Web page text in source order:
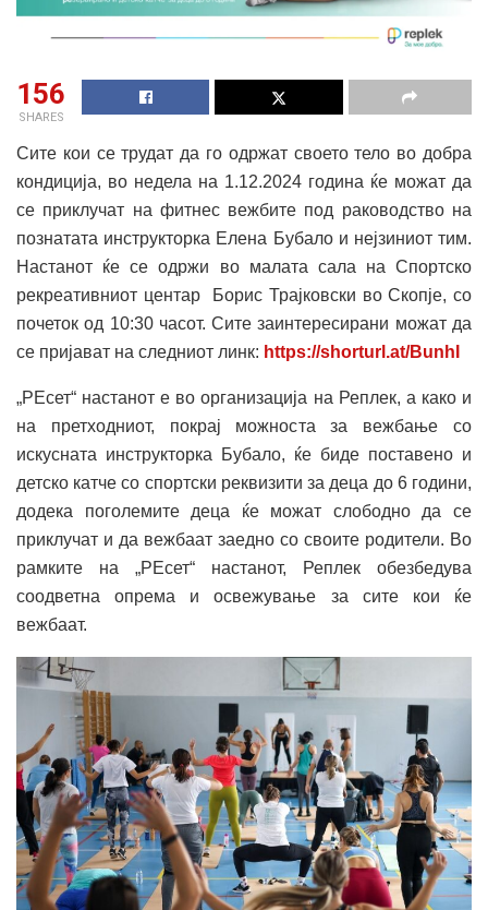
156
SHARES
Сите кои се трудат да го одржат своето тело во добра
кондиција, во недела на 1.12.2024 година ќе можат да
се приклучат на фитнес вежбите под раководство на
познатата инструкторка Елена Бубало и нејзиниот тим.
Настанот ќе се одржи во малата сала на Спортско
рекреативниот центар Борис Трајковски во Скопје, со
почеток од 10:30 часот. Сите заинтересирани можат да
се пријават на следниот линк: https://shorturl.at/BunhI
„РЕсет“ настанот е во организација на Реплек, а како и
на претходниот, покрај можноста за вежбање со
искусната инструкторка Бубало, ќе биде поставено и
детско катче со спортски реквизити за деца до 6 години,
додека поголемите деца ќе можат слободно да се
приклучат и да вежбаат заедно со своите родители. Во
рамките на „РЕсет“ настанот, Реплек обезбедува
соодветна опрема и освежување за сите кои ќе
вежбаат.